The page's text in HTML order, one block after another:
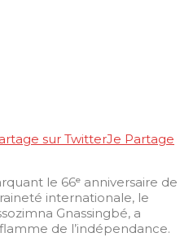
sur TwitterJe Partage
le 66ᵉ anniversaire de
internationale, le
Gnassingbé, a
de l’indépendance.